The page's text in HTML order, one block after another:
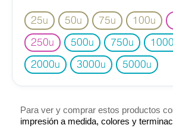
25u 50u 75u 100u
250u 500u 750u 1000
2000u 3000u 5000u
Para ver y comprar estos productos
impresión a medida, colores y